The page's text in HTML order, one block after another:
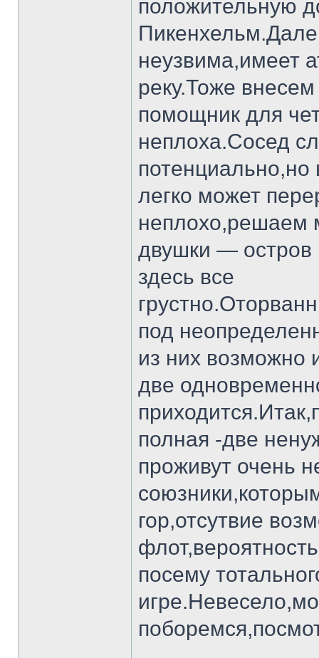
положительную
неузвима,имеет
реку.Тоже
помощник для
неплоха.Сосед
легко может
неплохо,решаем
двушки — остров
здесь все
под
из них возможно
две
полная -две
проживут очень
гор,отсутвие
посему